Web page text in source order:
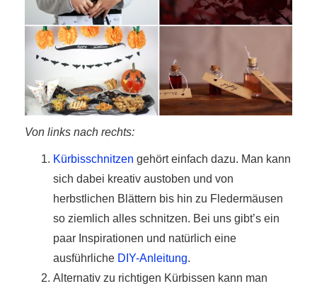
Von links nach rechts:
Kürbisschnitzen gehört einfach dazu. Man kann
sich dabei kreativ austoben und von
herbstlichen Blättern bis hin zu Fledermäusen
so ziemlich alles schnitzen. Bei uns gibt’s ein
paar Inspirationen und natürlich eine
ausführliche DIY-Anleitung.
Alternativ zu richtigen Kürbissen kann man